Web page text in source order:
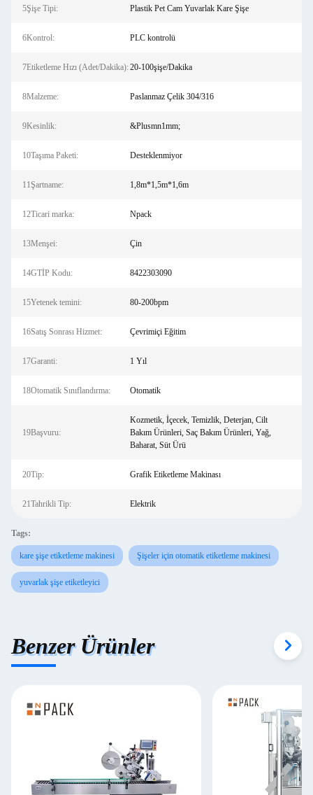
5Şişe Tipi: Plastik Pet Cam Yuvarlak Kare Şişe
6Kontrol: PLC kontrolü
7Etiketleme Hızı (Adet/Dakika):20-100şişe/Dakika
8Malzeme: Paslanmaz Çelik 304/316
9Kesinlik: &Plusmn1mm;
10Taşıma Paketi: Desteklenmiyor
11Şartname: 1,8m*1,5m*1,6m
12Ticari marka: Npack
13Menşei: Çin
14GTİP Kodu: 8422303090
15Yetenek temini: 80-200bpm
16Satış Sonrası Hizmet: Çevrimiçi Eğitim
17Garanti: 1 Yıl
18Otomatik Sınıflandırma: Otomatik
19Başvuru:
Kozmetik, İçecek, Temizlik, Deterjan, Cilt
Bakım Ürünleri, Saç Bakım Ürünleri, Yağ,
Baharat, Süt Ürü
20Tip: Grafik Etiketleme Makinası
21Tahrikli Tip: Elektrik
Tags:
kare şişe etiketleme makinesi Şişeler için otomatik etiketleme makinesi
yuvarlak şişe etiketleyici
Benzer Ürünler